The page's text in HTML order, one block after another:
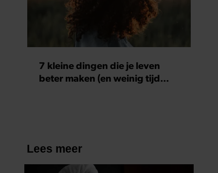
7 kleine dingen die je leven
beter maken (en weinig tijd